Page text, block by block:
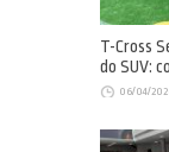
T-Cross
do SUV:
06/04/